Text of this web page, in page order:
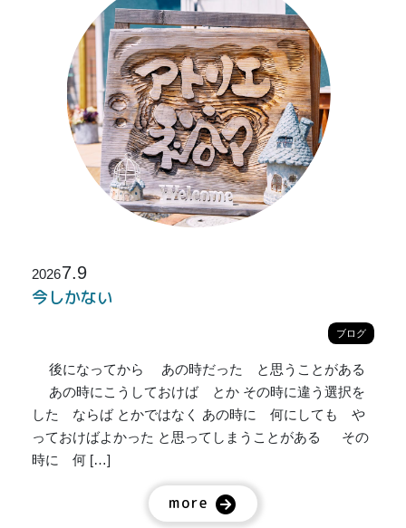
20267.9
今しかない
ブログ
後になってから あの時だった と思うことがある
あの時にこうしておけば とか その時に違う選択を
した ならば とかではなく あの時に 何にしても や
っておけばよかった と思ってしまうことがある その
時に 何 […]
more